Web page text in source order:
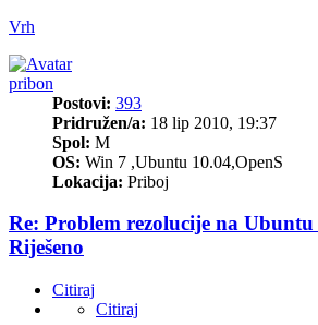
Vrh
pribon
Postovi: 393
Pridružen/a: 18 lip 2010, 19:37
Spol: M
OS: Win 7 ,Ubuntu 10.04,OpenS
Lokacija: Priboj
Re: Problem rezolucije na
Riješeno
Citiraj
Citiraj